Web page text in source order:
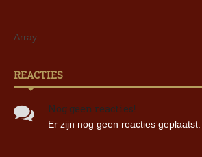
Array
REACTIES
Nog geen reacties!
Er zijn nog geen reacties geplaatst.